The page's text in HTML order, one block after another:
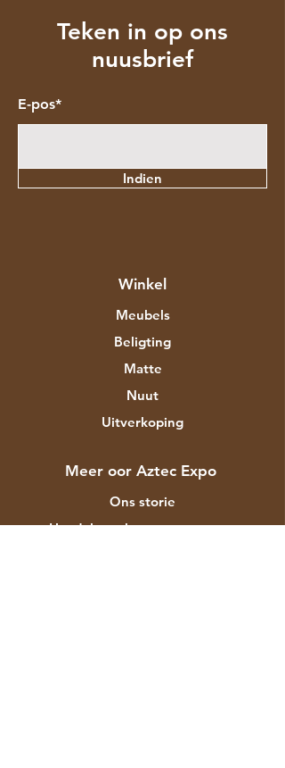
Teken in op ons
nuusbrief
E-pos*
Indien
Winkel
Meubels
Beligting
Matte
Nuut
Uitverkoping
Meer oor Aztec Expo
Ons storie
Handelsmerke en ontwerpers